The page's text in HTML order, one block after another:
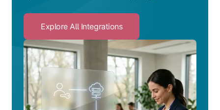
Explore All IntegrationsClick
to
Explore
All
Integrations